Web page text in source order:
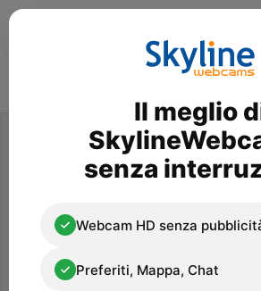
Advertisement
Il meglio
senza
Webcam HD senza
Preferiti, Mappa, Chat